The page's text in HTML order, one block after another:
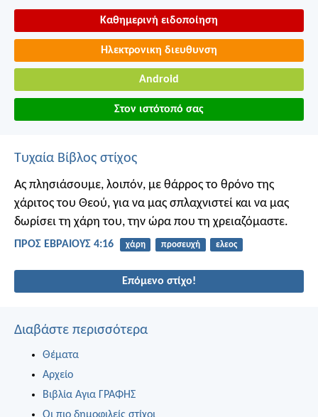
Καθημερινή ειδοποίηση
Ηλεκτρονικη διευθυνση
Android
Στον ιστότοπό σας
Τυχαία Βίβλος στίχος
Ας πλησιάσουμε, λοιπόν, με θάρρος το θρόνο της
χάριτος του Θεού, για να μας σπλαχνιστεί και να μας
δωρίσει τη χάρη του, την ώρα που τη χρειαζόμαστε.
ΠΡΟΣ ΕΒΡΑΙΟΥΣ 4:16 χάρη προσευχή ελεος
Επόμενο στίχο!
Διαβάστε περισσότερα
Θέματα
Αρχείο
Βιβλία Αγια ΓΡΑΦΗΣ